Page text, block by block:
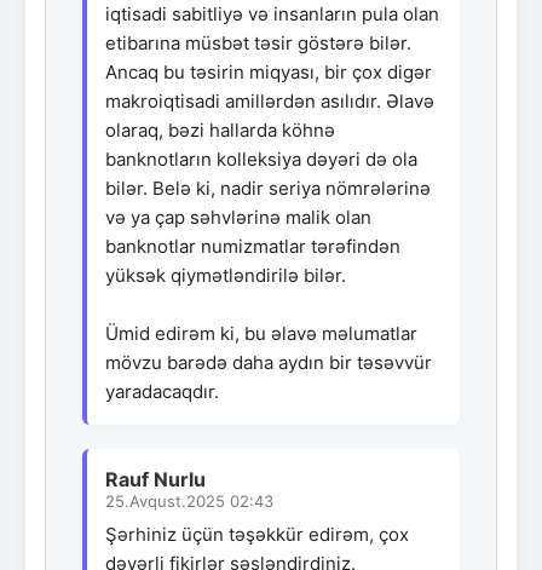
iqtisadi sabitliyə və insanların pula olan
etibarına müsbət təsir göstərə bilər.
Ancaq bu təsirin miqyası, bir çox digər
makroiqtisadi amillərdən asılıdır. Əlavə
olaraq, bəzi hallarda köhnə
banknotların kolleksiya dəyəri də ola
bilər. Belə ki, nadir seriya nömrələrinə
və ya çap səhvlərinə malik olan
banknotlar numizmatlar tərəfindən
yüksək qiymətləndirilə bilər.
Ümid edirəm ki, bu əlavə məlumatlar
mövzu barədə daha aydın bir təsəvvür
yaradacaqdır.
Rauf Nurlu
25.Avqust.2025 02:43
Şərhiniz üçün təşəkkür edirəm, çox
dəyərli fikirlər səsləndirdiniz.